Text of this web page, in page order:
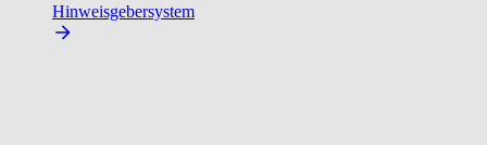
Hinweisgebersystem